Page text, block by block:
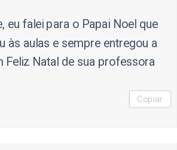
eu falei para o Papai Noel que
às aulas e sempre entregou a
Feliz Natal de sua professora
Copiar